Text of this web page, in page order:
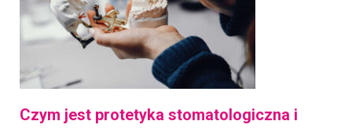
Czym jest protetyka stomatologiczna i